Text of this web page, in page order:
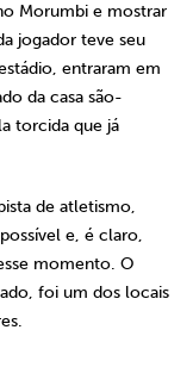
Morumbi e mostrar
jogador teve seu
entraram em
da casa são-
torcida que já
de atletismo,
e, é claro,
momento. O
foi um dos locais